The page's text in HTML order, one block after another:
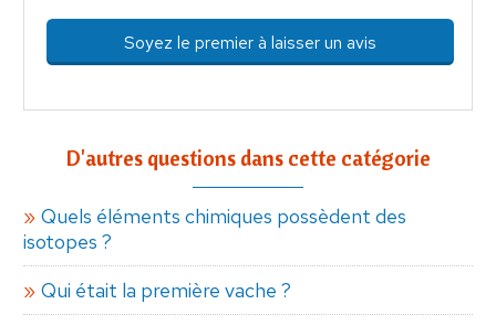
Soyez le premier à laisser un avis
D'autres questions dans cette catégorie
Quels éléments chimiques possèdent des
isotopes ?
Qui était la première vache ?